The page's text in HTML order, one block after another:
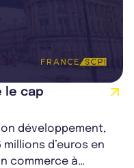
le cap
développement,
d’euros en
commerce à